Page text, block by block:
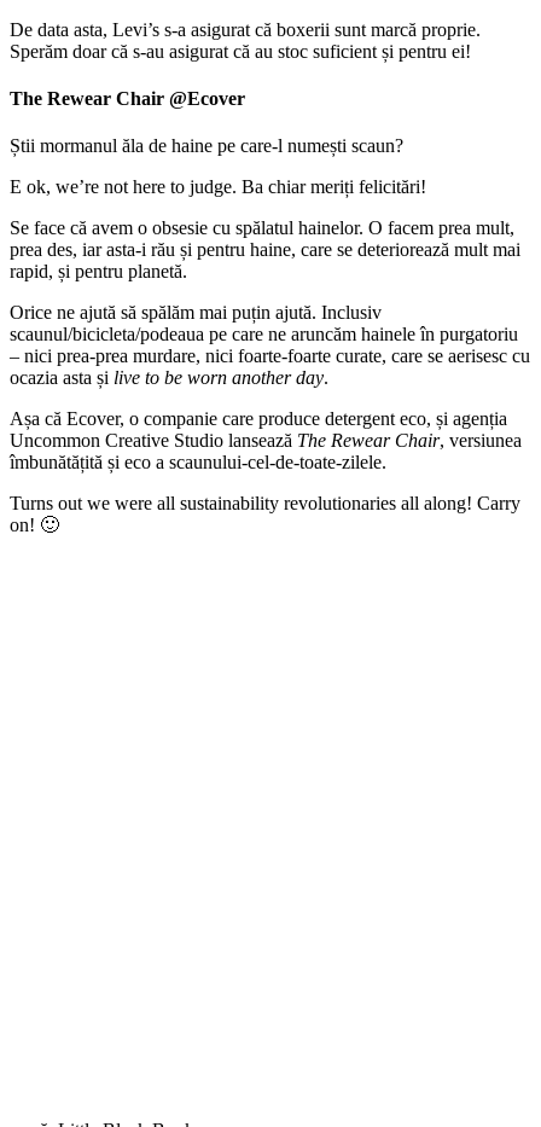
De data asta, Levi’s s-a asigurat că boxerii sunt marcă proprie.
Sperăm doar că s-au asigurat că au stoc suficient și pentru ei!
The Rewear Chair @Ecover
Știi mormanul ăla de haine pe care-l numești scaun?
E ok, we’re not here to judge. Ba chiar meriți felicitări!
Se face că avem o obsesie cu spălatul hainelor. O facem prea mult,
prea des, iar asta-i rău și pentru haine, care se deteriorează mult mai
rapid, și pentru planetă.
Orice ne ajută să spălăm mai puțin ajută. Inclusiv
scaunul/bicicleta/podeaua pe care ne aruncăm hainele în purgatoriu
– nici prea-prea murdare, nici foarte-foarte curate, care se aerisesc cu
ocazia asta și live to be worn another day.
Așa că Ecover, o companie care produce detergent eco, și agenția
Uncommon Creative Studio lansează The Rewear Chair, versiunea
îmbunătățită și eco a scaunului-cel-de-toate-zilele.
Turns out we were all sustainability revolutionaries all along! Carry
on! 🙂